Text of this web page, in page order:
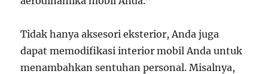
Tidak hanya aksesori eksterior, Anda juga
dapat memodifikasi interior mobil Anda untuk
menambahkan sentuhan personal. Misalnya,